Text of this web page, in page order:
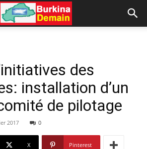
des
installation d’un
de pilotage
2017 0
X Pinterest